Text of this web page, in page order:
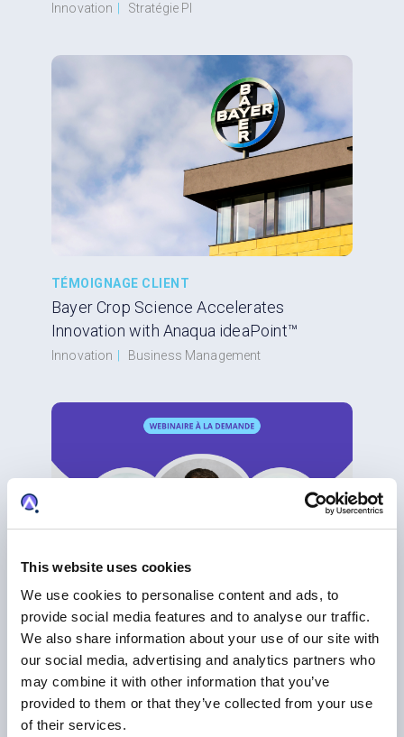
This website uses cookies
We use cookies to personalise content and ads, to
provide social media features and to analyse our traffic.
We also share information about your use of our site with
our social media, advertising and analytics partners who
may combine it with other information that you’ve
provided to them or that they’ve collected from your use
of their services.
Innovation Stratégie PI
TÉMOIGNAGE CLIENT
Bayer Crop Science Accelerates
Innovation with Anaqua ideaPoint™
Innovation Business Management
WEBINAIRE
Webinaire: IA, Innovation et Propriété
Intellectuelle
Brevets | Marques | Innovation | IA